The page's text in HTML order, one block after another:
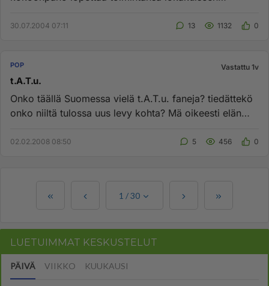
30.07.2004 07:11 13 1132 0
POP Vastattu 1v
t.A.T.u.
Onko täällä Suomessa vielä t.A.T.u. faneja? tiedättekö
onko niiltä tulossa uus levy kohta? Mä oikeesti elän
02.02.2008 08:50 5 456 0
1 /30
LUETUIMMAT KESKUSTELUT
PÄIVÄ VIIKKO KUUKAUSI